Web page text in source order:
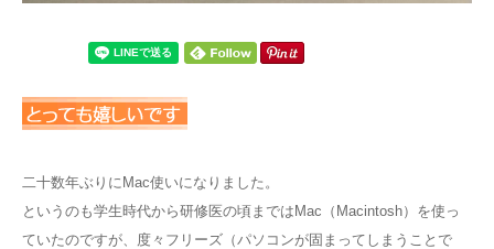
二十数年ぶりにMac使いになりました。
というのも学生時代から研修医の頃まではMac（Macintosh）を使っ
ていたのですが、度々フリーズ（パソコンが固まってしまうことで